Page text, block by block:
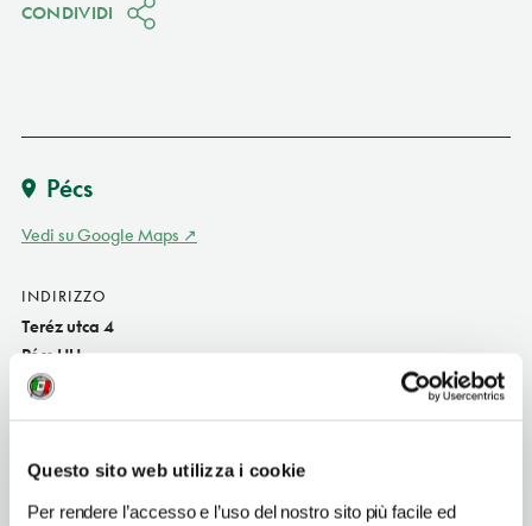
Questo sito web utilizza i cookie
Per rendere l’accesso e l’uso del nostro sito più facile ed
CONDIVIDI
Pécs
Vedi su Google Maps
INDIRIZZO
Teréz utca 4
Pécs HU
SITO WEB
TELEFONO
72518860